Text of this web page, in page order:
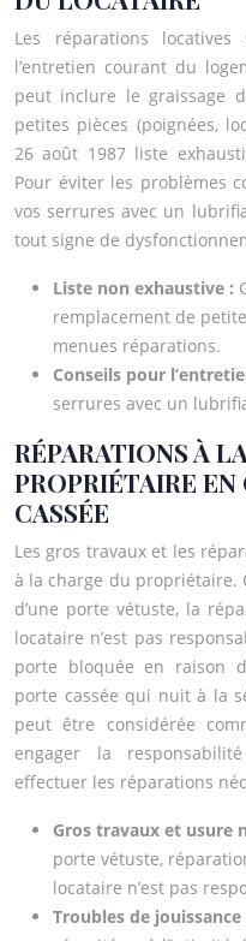
Les réparations
l’entretien courant du
peut inclure le graissage
petites pièces (poignées,
26 août 1987 liste
Pour éviter les problèmes
vos serrures avec un
tout signe de
Liste non exhaustive :
remplacement de
menues réparations.
Conseils pour
serrures avec un
RÉPARATIONS À
PROPRIÉTAIRE EN
CASSÉE
Les gros travaux et les
à la charge du propriétaire.
d’une porte vétuste, la
locataire n’est pas
porte bloquée en raison
porte cassée qui nuit à la
peut être considérée
engager la
effectuer les réparations
Gros travaux et usure
porte vétuste,
locataire n’est pas
Troubles de jouissance